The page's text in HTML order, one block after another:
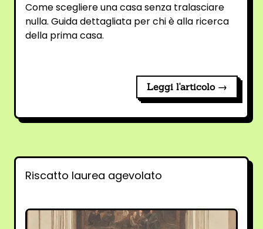
Come scegliere una casa senza tralasciare
nulla. Guida dettagliata per chi è alla ricerca
della prima casa.
Leggi l'articolo →
Riscatto laurea agevolato